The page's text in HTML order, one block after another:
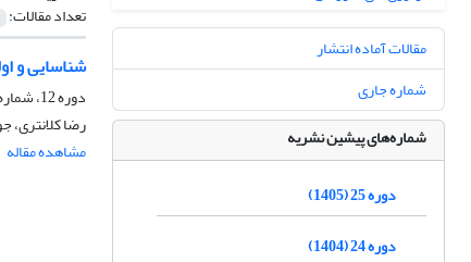
تعداد مقالات:
شناسایی و
دوره 12، شماره 2، تابستان 1392، صفحه
رضا کلانتری،
مشاهده مقاله
مقالات آماده انتشار
شماره جاری
شماره‌های پیشین نشریه
دوره 25 (1405)
دوره 24 (1404)